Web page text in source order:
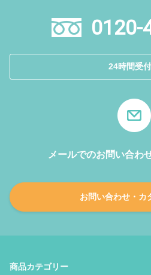
0120-
24時間受
メールでのお問い合わ
お問い合わせ・カ
商品カテゴリー